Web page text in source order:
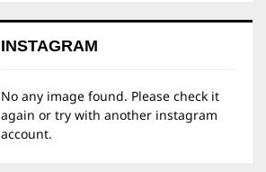
INSTAGRAM
No any image found. Please check it
again or try with another instagram
account.